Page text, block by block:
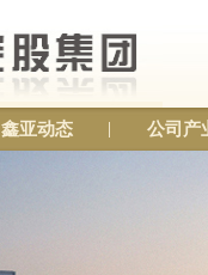
鑫亚动态 公司产